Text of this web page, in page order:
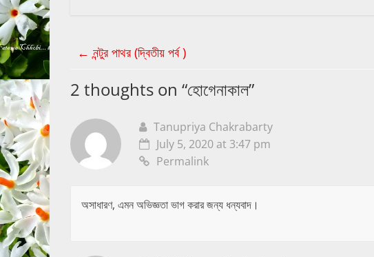
← নন্টুর পাথর (দ্বিতীয় পর্ব )
2 thoughts on “হোগেনাকাল”
Tanupriya Chakrabarty
July 5, 2020 at 3:47 pm
Permalink
অসাধারণ, এমন অভিজ্ঞতা ভাগ করার জন্য ধন্যবাদ।